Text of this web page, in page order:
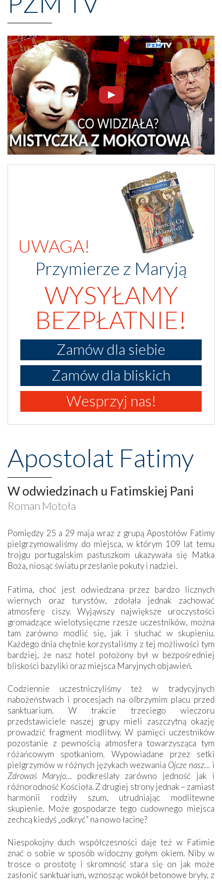
UWAGA!
Przymierze z Maryją
WYSYŁAMY
BEZPŁATNIE!
Zamów dla siebie
Zamów dla bliskich
Wesprzyj nas!
Apostolat Fatimy
W odwiedzinach u Fatimskiej Pani
Roman Motoła
Pomiędzy 25 a 29 maja wraz z grupą Apostołów Fatimy
pielgrzymowaliśmy do miejsca, w którym 109 lat temu
trojgu portugalskim pastuszkom ukazywała się Matka
Boża, niosąc światu przesłanie pokuty i nadziei.
Fatima, choć jest odwiedzana przez bardzo licznych
wiernych oraz turystów, zdołała jednak zachować
atmosferę ciszy. Wyjąwszy największe uroczystości
gromadzące wielotysięczne rzesze uczestników, można
tam zarówno modlić się, jak i słuchać w skupieniu.
Każdego dnia chętnie korzystaliśmy z tej możliwości tym
bardziej, że nasz hotel położony był w bezpośredniej
bliskości bazyliki oraz miejsca Maryjnych objawień.
Codziennie uczestniczyliśmy też w tradycyjnych
nabożeństwach i procesjach na olbrzymim placu przed
sanktuarium. W trakcie trzeciego wieczoru
przedstawiciele naszej grupy mieli zaszczytną okazję
prowadzić fragment modlitwy. W pamięci uczestników
pozostanie z pewnością atmosfera towarzysząca tym
różańcowym spotkaniom. Wypowiadane przez setki
pielgrzymów w różnych językach wezwania Ojcze nasz… i
Zdrowaś Maryjo… podkreślały zarówno jedność jak i
różnorodność Kościoła. Z drugiej strony jednak – zamiast
harmonii rodziły szum, utrudniając modlitewne
skupienie. Może gospodarze tego cudownego miejsca
zechcą kiedyś „odkryć” na nowo łacinę?
Niespokojny duch współczesności daje też w Fatimie
znać o sobie w sposób widoczny gołym okiem. Niby w
trosce o prostotę i skromność stara się on jak może
zasłonić sanktuarium, wznosząc wokół betonowe bryły, z